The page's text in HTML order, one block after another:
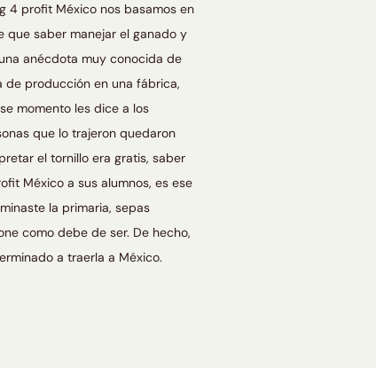
4 profit México nos basamos en
que saber manejar el ganado y
anécdota muy conocida de
de producción en una fábrica,
momento les dice a los
que lo trajeron quedaron
el tornillo era gratis, saber
México a sus alumnos, es ese
la primaria, sepas
como debe de ser. De hecho,
a traerla a México.